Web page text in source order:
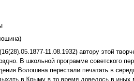
11.08.1932) автору этой
В школьной программе советского
Волошина перестали печатать в
в Крыму в то время довелось в иных